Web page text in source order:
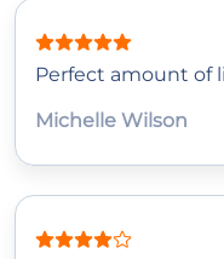
Perfect amount of
Michelle Wilson